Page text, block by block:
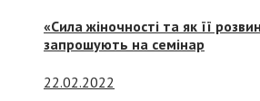
«Сила жіночності та як її
запрошують на семінар
22.02.2022